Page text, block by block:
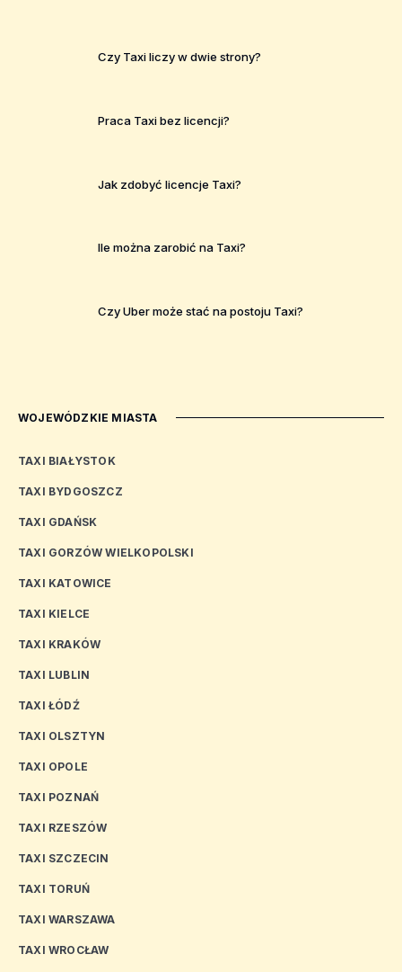
Czy Taxi liczy w dwie strony?
Praca Taxi bez licencji?
Jak zdobyć licencje Taxi?
Ile można zarobić na Taxi?
Czy Uber może stać na postoju Taxi?
WOJEWÓDZKIE MIASTA
TAXI BIAŁYSTOK
TAXI BYDGOSZCZ
TAXI GDAŃSK
TAXI GORZÓW WIELKOPOLSKI
TAXI KATOWICE
TAXI KIELCE
TAXI KRAKÓW
TAXI LUBLIN
TAXI ŁÓDŹ
TAXI OLSZTYN
TAXI OPOLE
TAXI POZNAŃ
TAXI RZESZÓW
TAXI SZCZECIN
TAXI TORUŃ
TAXI WARSZAWA
TAXI WROCŁAW